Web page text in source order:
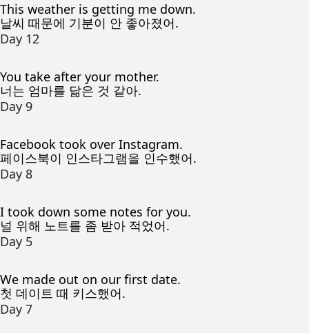
This weather is getting me down.
날씨 때문에 기분이 안 좋아졌어.
Day 12
You take after your mother.
너는 엄마를 닮은 것 같아.
Day 9
Facebook took over Instagram.
페이스북이 인스타그램을 인수했어.
Day 8
I took down some notes for you.
널 위해 노트를 좀 받아 적었어.
Day 5
We made out on our first date.
첫 데이트 때 키스했어.
Day 7